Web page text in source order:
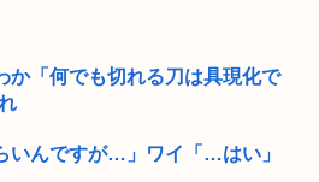
か「何でも切れる刀は具現化で
いんですが…」ワイ「…はい」